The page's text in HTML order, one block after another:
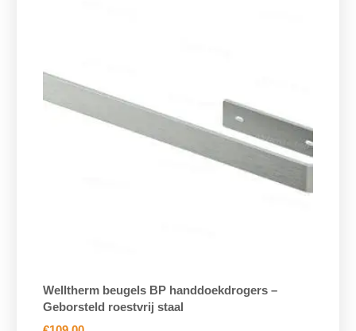
Welltherm beugels BP handdoekdrogers –
Geborsteld roestvrij staal